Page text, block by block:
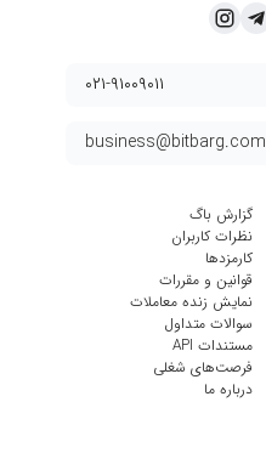
business@bitbarg.com
۰۲۱-۹۱۰۰۹۰۱۱
گزارش باگ
نظرات کاربران
کارمزد‌ها
قوانین و مقررات
نمایش زنده معاملات
سوالات متداول
مستندات API
فرصت‌های شغلی
درباره ما